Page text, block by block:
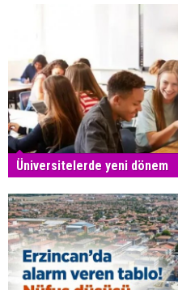
Üniversitelerde yeni dönem